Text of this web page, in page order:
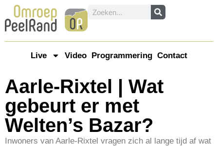
Live Video Programmering Contact
Aarle-Rixtel | Wat
gebeurt er met
Welten’s Bazar?
Inwoners van Aarle-Rixtel vragen zich al lange tijd af wat